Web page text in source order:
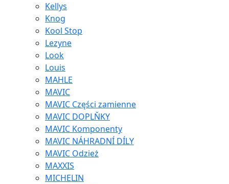
Kellys
Knog
Kool Stop
Lezyne
Look
Louis
MAHLE
MAVIC
MAVIC Części zamienne
MAVIC DOPLŇKY
MAVIC Komponenty
MAVIC NÁHRADNÍ DÍLY
MAVIC Odzież
MAXXIS
MICHELIN